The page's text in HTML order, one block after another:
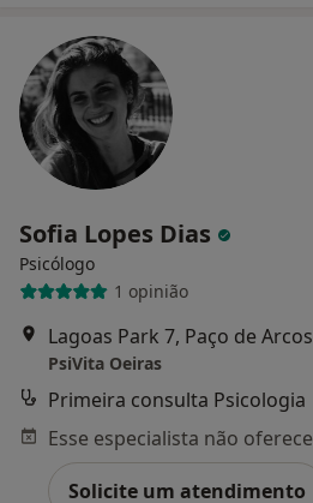
Sofia Lopes Dias
Psicólogo
1 opinião
Lagoas Park 7, Paço de Arcos
PsiVita Oeiras
Primeira consulta Psicologia
Solicite um atendimento